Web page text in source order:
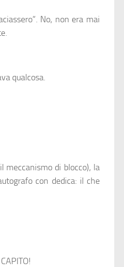
No, non era mai
qualcosa.
meccanismo di blocco), la
con dedica: il che